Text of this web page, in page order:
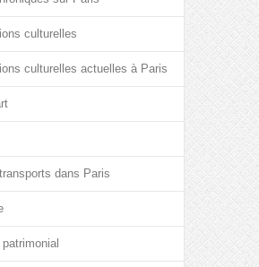
culturelles
culturelles actuelles à Paris
dans Paris